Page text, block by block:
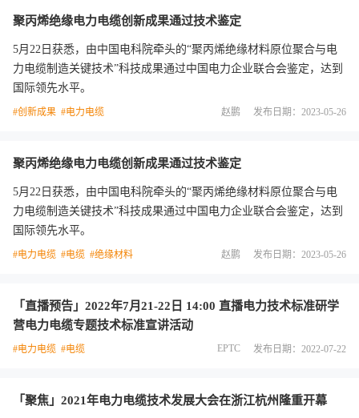
聚丙烯绝缘电力电缆创新成果通过技术鉴定
5月22日获悉，由中国电科院牵头的“聚丙烯绝缘材料原位聚合与电
力电缆制造关键技术”科技成果通过中国电力企业联合会鉴定，达到
国际领先水平。
#创新成果 #电力电缆 赵鹏 发布日期：2023-05-26
聚丙烯绝缘电力电缆创新成果通过技术鉴定
5月22日获悉，由中国电科院牵头的“聚丙烯绝缘材料原位聚合与电
力电缆制造关键技术”科技成果通过中国电力企业联合会鉴定，达到
国际领先水平。
#电力电缆 #电缆 #绝缘材料 赵鹏 发布日期：2023-05-26
「直播预告」2022年7月21-22日 14:00 直播电力技术标准研学
营电力电缆专题技术标准宣讲活动
#电力电缆 #电缆 EPTC 发布日期：2022-07-22
「聚焦」2021年电力电缆技术发展大会在浙江杭州隆重开幕